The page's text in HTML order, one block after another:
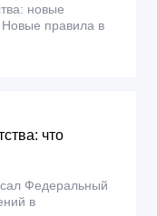
новые
правила в
что
Федеральный
в